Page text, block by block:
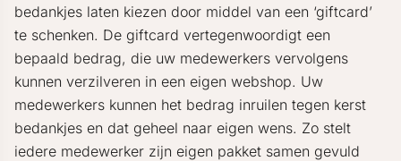
bedankjes laten kiezen door middel van een ‘giftcard’
te schenken. De giftcard vertegenwoordigt een
bepaald bedrag, die uw medewerkers vervolgens
kunnen verzilveren in een eigen webshop. Uw
medewerkers kunnen het bedrag inruilen tegen kerst
bedankjes en dat geheel naar eigen wens. Zo stelt
iedere medewerker zijn eigen pakket samen gevuld